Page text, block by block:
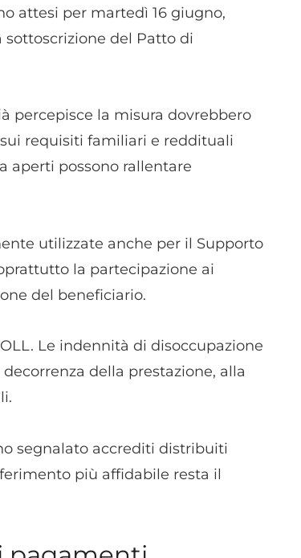
attesi per martedì 16 giugno,
sottoscrizione del Patto di
percepisce la misura dovrebbero
requisiti familiari e reddituali
aperti possono rallentare
utilizzate anche per il Supporto
la partecipazione ai
del beneficiario.
Le indennità di disoccupazione
della prestazione, alla
segnalato accrediti distribuiti
più affidabile resta il